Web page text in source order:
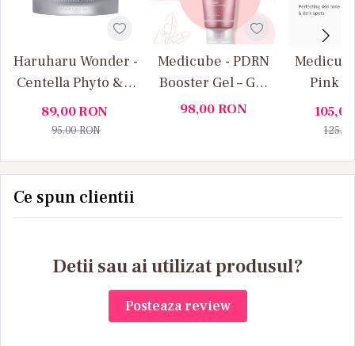
Haruharu Wonder -
Centella Phyto & 5
Peptide
Concentrate
antirid, 30 ml
89,00RON
95,00RON
Medicube - PDRN
Booster Gel – Gel
facial cu efect de
98,00RON
Pink
Serum -
de
Ce spun clientii
Detii sau ai utilizat produsul?
Posteaza review